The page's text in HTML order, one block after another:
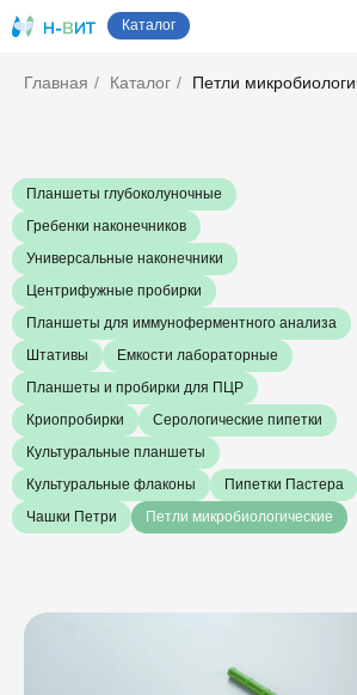
Каталог
Главная / Каталог / Петли
Планшеты глубоколуночные
Гребенки наконечников
Универсальные наконечники
Центрифужные пробирки
Планшеты для иммуноферментного анализа
Штативы
Емкости лабораторные
Планшеты и пробирки для ПЦР
Криопробирки
Серологические пипетки
Культуральные планшеты
Культуральные флаконы
Пипетки Пастера
Чашки Петри
Петли микробиологические